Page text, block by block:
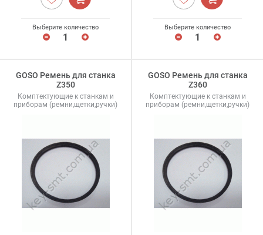
Выберите количество Выберите количество
GOSO Ремень для станка
Z350
Комптектующие к станкам и
приборам (ремни,щетки,ручки)
GOSO Ремень для станка
Z360
Комптектующие к станкам и
приборам (ремни,щетки,ручки)